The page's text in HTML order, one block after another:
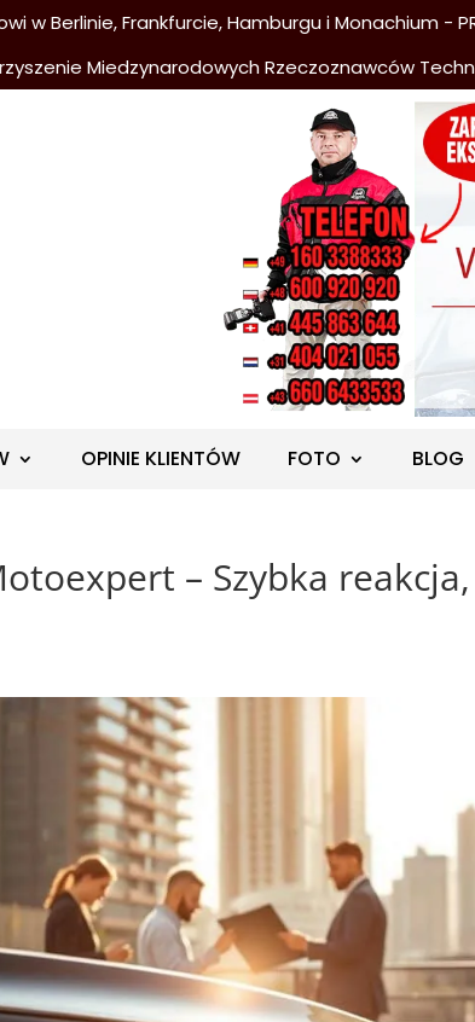
Berlinie, Frankfurcie, Hamburgu i Monachium -
Miedzynarodowych Rzeczoznawców
OPINIE KLIENTÓW FOTO BLOG
– Szybka